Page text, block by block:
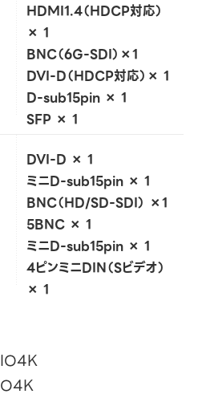
HDMI1.4（HDCP対応）
× 1
BNC（6G-SDI）×1
DVI-D（HDCP対応）× 1
D-sub15pin × 1
SFP × 1
DVI-D × 1
ミニD-sub15pin × 1
BNC（HD/SD-SDI） ×1
5BNC × 1
ミニD-sub15pin × 1
4ピンミニDIN（Sビデオ）
× 1